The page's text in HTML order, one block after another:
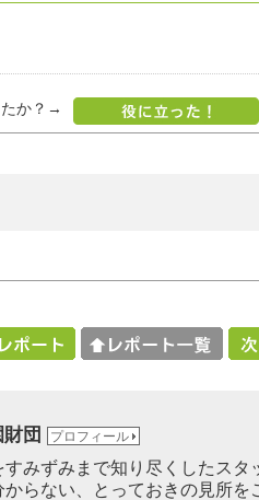
たか？→
団 プロフィール
みずみまで知り尽くしたスタ
からない、とっておきの見所を